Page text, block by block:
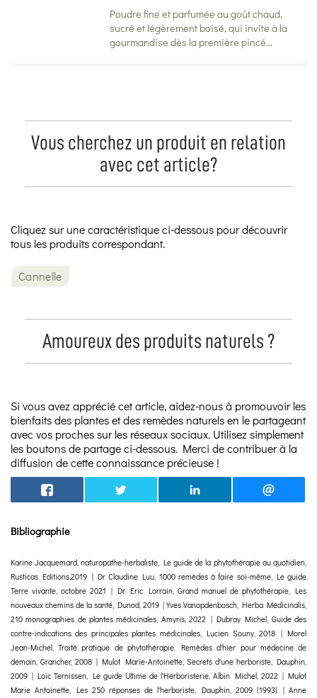
Poudre fine et parfumée au goût chaud,
sucré et légèrement boisé, qui invite à la
gourmandise dès la première pincé...
Vous cherchez un produit en relation
avec cet article?
Cliquez sur une caractéristique ci-dessous pour découvrir
tous les produits correspondant.
Cannelle
Amoureux des produits naturels ?
Si vous avez apprécié cet article, aidez-nous à promouvoir les
bienfaits des plantes et des remèdes naturels en le partageant
avec vos proches sur les réseaux sociaux. Utilisez simplement
les boutons de partage ci-dessous. Merci de contribuer à la
diffusion de cette connaissance précieuse !
Bibliographie
Karine Jacquemard, naturopathe-herbaliste, Le guide de la phytothérapie au quotidien,
Rusticas Editions,2019 | Dr Claudine Luu, 1000 remèdes à faire soi-même, Le guide
Terre vivante, octobre 2021 | Dr Eric Lorrain, Grand manuel de phytothérapie, Les
nouveaux chemins de la santé, Dunod, 2019 | Yves Vanopdenbosch, Herba Médicinalis,
210 monographies de plantes médicinales, Amyris, 2022 | Dubray Michel, Guide des
contre-indications des principales plantes médicinales, Lucien Souny, 2018 | Morel
Jean-Michel, Traité pratique de phytothérapie. Remèdes d'hier pour médecine de
demain, Grancher, 2008 | Mulot Marie-Antoinette, Secrets d'une herboriste, Dauphin,
2009 | Loïc Ternissen, Le guide Ultime de l'Herboristerie, Albin Michel, 2022 | Mulot
Marie Antoinette, Les 250 réponses de l'herboriste, Dauphin, 2009 (1993) | Anne